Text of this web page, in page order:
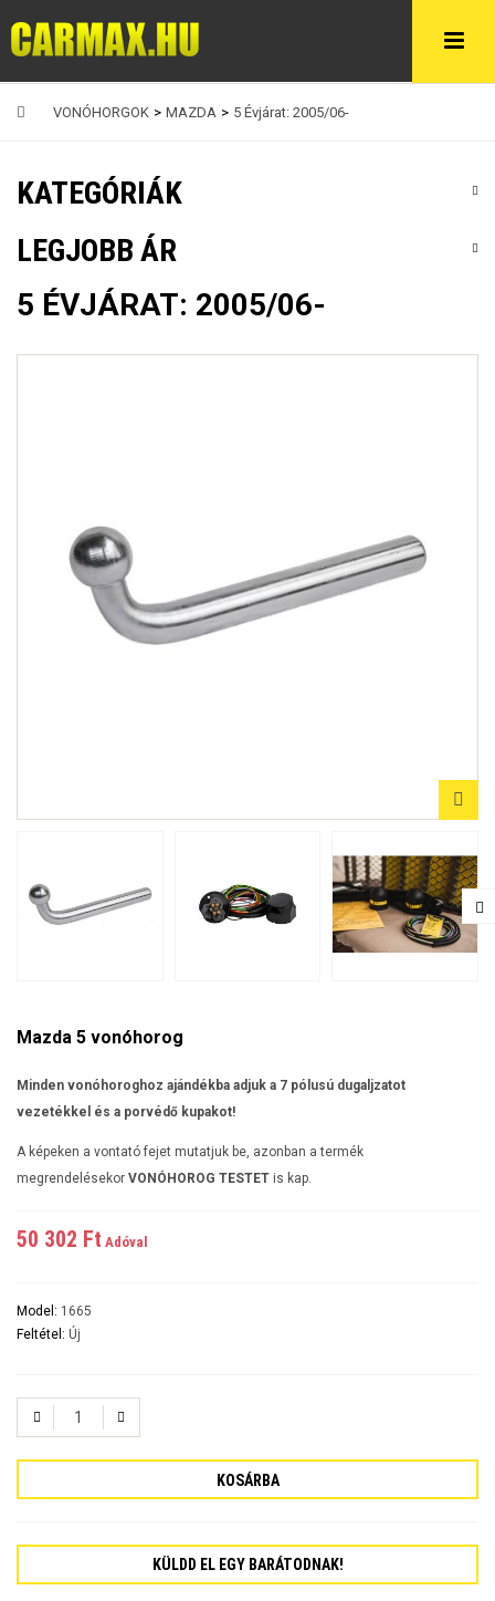
VONÓHORGOK > MAZDA > 5 Évjárat: 2005/06-
KATEGÓRIÁK
LEGJOBB ÁR
5 ÉVJÁRAT: 2005/06-
Mazda 5 vonóhorog
Minden vonóhoroghoz ajándékba adjuk a 7 pólusú dugaljzatot
vezetékkel és a porvédő kupakot!
A képeken a vontató fejet mutatjuk be, azonban a termék
megrendelésekor VONÓHOROG TESTET is kap.
50 302 Ft‎ Adóval
Model: 1665
Feltétel: Új
KOSÁRBA
KÜLDD EL EGY BARÁTODNAK!